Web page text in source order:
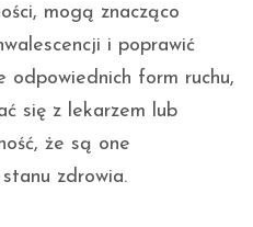
mogą znacząco
i poprawić
odpowiednich form ruchu,
się z lekarzem lub
że są one
zdrowia.